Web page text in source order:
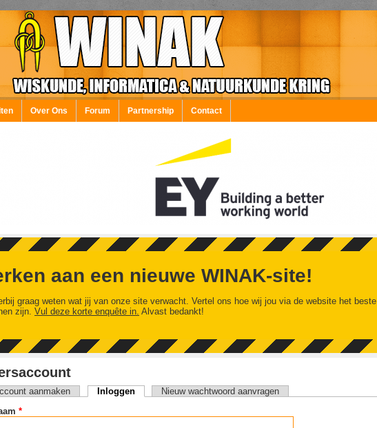
Over Ons Forum Partnership Contact
aan een nieuwe WINAK-site!
graag weten wat jij van onze site verwacht. Vertel ons hoe wij jou via de website het beste
zijn. Vul deze korte enquête in. Alvast bedankt!
aanmaken Inloggen(actieve tabblad)
Nieuw wachtwoord aanvragen
*